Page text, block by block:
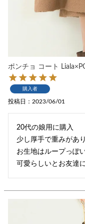
ポンチョ コート
購入者
投稿日 2023/06/01
20代の娘用に購入
少し厚手で重みがあ
お生地はループっぽ
可愛らしいとお友達